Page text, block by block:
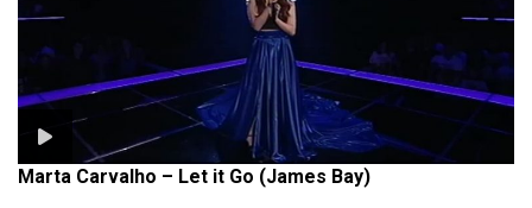
Marta Carvalho – Let it Go (James Bay)